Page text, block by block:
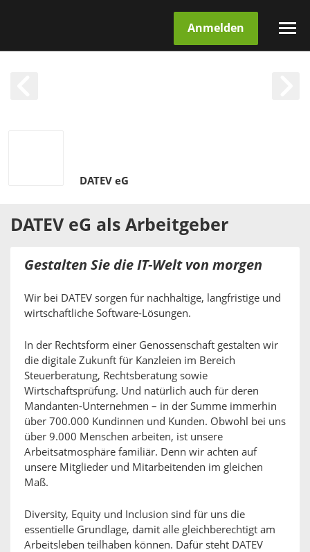
Anmelden
DATEV eG
DATEV eG als Arbeitgeber
Gestalten Sie die IT-Welt von morgen
Wir bei DATEV sorgen für nachhaltige, langfristige und
wirtschaftliche Software-Lösungen.
In der Rechtsform einer Genossenschaft gestalten wir
die digitale Zukunft für Kanzleien im Bereich
Steuerberatung, Rechtsberatung sowie
Wirtschaftsprüfung. Und natürlich auch für deren
Mandanten-Unternehmen – in der Summe immerhin
über 700.000 Kundinnen und Kunden. Obwohl bei uns
über 9.000 Menschen arbeiten, ist unsere
Arbeitsatmosphäre familiär. Denn wir achten auf
unsere Mitglieder und Mitarbeitenden im gleichen
Maß.
Diversity, Equity und Inclusion sind für uns die
essentielle Grundlage, damit alle gleichberechtigt am
Arbeitsleben teilhaben können. Dafür steht DATEV